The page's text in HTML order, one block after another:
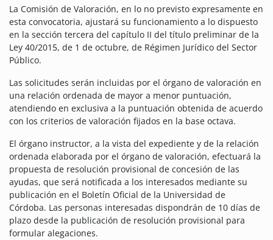
La Comisión de Valoración, en lo no previsto expresamente en
esta convocatoria, ajustará su funcionamiento a lo dispuesto
en la sección tercera del capítulo II del título preliminar de la
Ley 40/2015, de 1 de octubre, de Régimen Jurídico del Sector
Público.
Las solicitudes serán incluidas por el órgano de valoración en
una relación ordenada de mayor a menor puntuación,
atendiendo en exclusiva a la puntuación obtenida de acuerdo
con los criterios de valoración fijados en la base octava.
El órgano instructor, a la vista del expediente y de la relación
ordenada elaborada por el órgano de valoración, efectuará la
propuesta de resolución provisional de concesión de las
ayudas, que será notificada a los interesados mediante su
publicación en el Boletín Oficial de la Universidad de
Córdoba. Las personas interesadas dispondrán de 10 días de
plazo desde la publicación de resolución provisional para
formular alegaciones.